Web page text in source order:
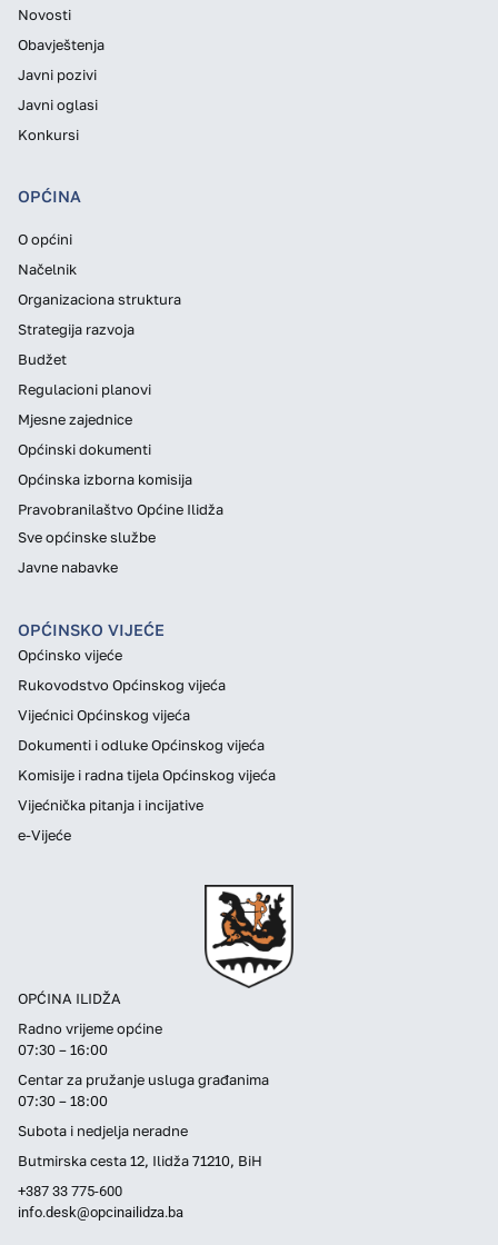
OPĆINA ILIDŽA
Radno vrijeme općine
07:30 – 16:00
Centar za pružanje usluga građanima
07:30 – 18:00
Subota i nedjelja neradne
Butmirska cesta 12, Ilidža 71210, BiH
+387 33 775-600
info.desk@opcinailidza.ba
Novosti
Obavještenja
Javni pozivi
Javni oglasi
Konkursi
OPĆINA
O općini
Načelnik
Organizaciona struktura
Strategija razvoja
Budžet
Regulacioni planovi
Mjesne zajednice
Općinski dokumenti
Općinska izborna komisija
Pravobranilaštvo Općine Ilidža
Sve općinske službe
Javne nabavke
OPĆINSKO VIJEĆE
Općinsko vijeće
Rukovodstvo Općinskog vijeća
Vijećnici Općinskog vijeća
Dokumenti i odluke Općinskog vijeća
Komisije i radna tijela Općinskog vijeća
Vijećnička pitanja i incijative
e-Vijeće